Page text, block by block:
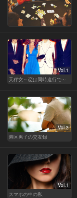
Vol.1
天秤女～恋は同時進行で～
Vol.3
港区男子の交友録
Vol.1
スマホの中の私